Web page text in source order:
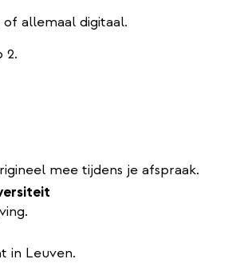
allemaal digitaal.
2.
mee tijdens je afspraak.
in Leuven.